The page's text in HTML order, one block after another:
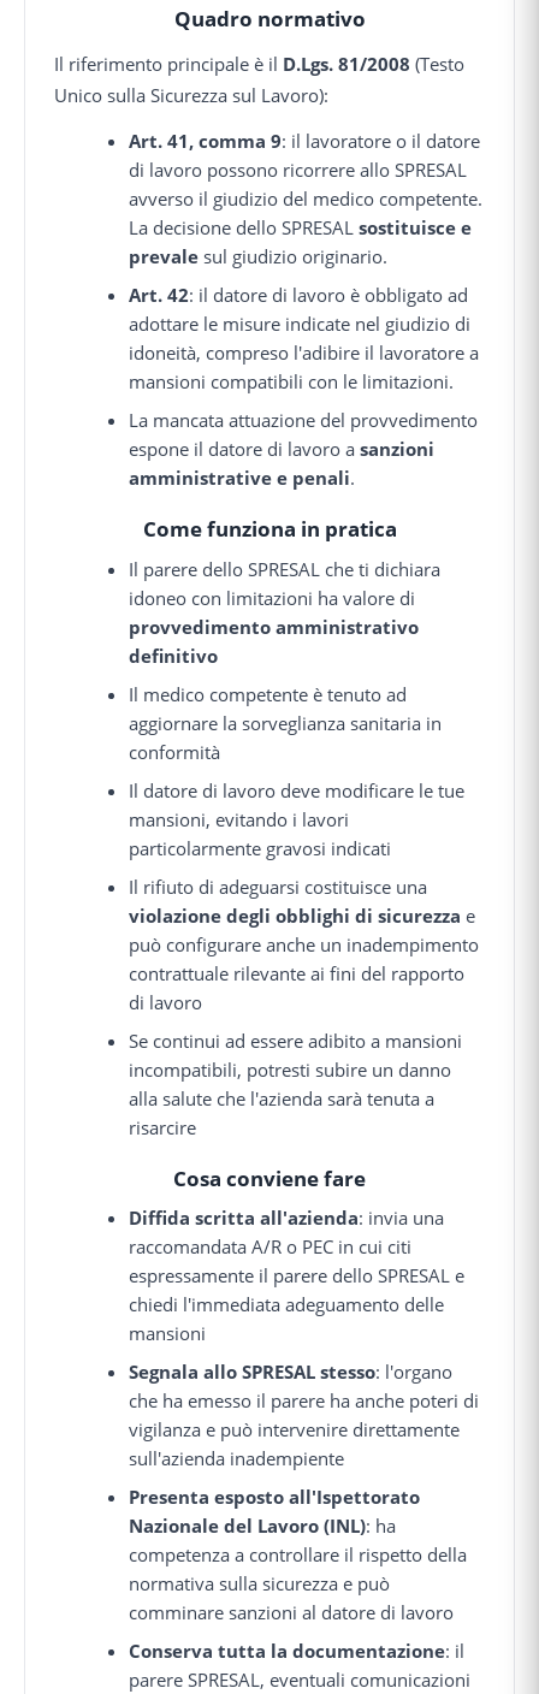
Quadro normativo
Il riferimento principale è il D.Lgs. 81/2008 (Testo
Unico sulla Sicurezza sul Lavoro):
Art. 41, comma 9: il lavoratore o il datore
di lavoro possono ricorrere allo SPRESAL
avverso il giudizio del medico competente.
La decisione dello SPRESALsostituisce e
prevale sul giudizio originario.
Art. 42: il datore di lavoro è obbligato ad
adottare le misure indicate nel giudizio di
idoneità, compreso l'adibire il lavoratore a
mansioni compatibili con le limitazioni.
La mancata attuazione del provvedimento
espone il datore di lavoro asanzioni
amministrative e penali.
Come funziona in pratica
Il parere dello SPRESAL che ti dichiara
idoneo con limitazioni ha valore di
provvedimento amministrativo
definitivo
Il medico competente è tenuto ad
aggiornare la sorveglianza sanitaria in
conformità
Il datore di lavoro deve modificare le tue
mansioni, evitando i lavori
particolarmente gravosi indicati
Il rifiuto di adeguarsi costituisce una
violazione degli obblighi di sicurezza e
può configurare anche un inadempimento
contrattuale rilevante ai fini del rapporto
di lavoro
Se continui ad essere adibito a mansioni
incompatibili, potresti subire un danno
alla salute che l'azienda sarà tenuta a
risarcire
Cosa conviene fare
Diffida scritta all'azienda: invia una
raccomandata A/R o PEC in cui citi
espressamente il parere dello SPRESAL e
chiedi l'immediata adeguamento delle
mansioni
Segnala allo SPRESAL stesso: l'organo
che ha emesso il parere ha anche poteri di
vigilanza e può intervenire direttamente
sull'azienda inadempiente
Presenta esposto all'Ispettorato
Nazionale del Lavoro (INL): ha
competenza a controllare il rispetto della
normativa sulla sicurezza e può
comminare sanzioni al datore di lavoro
Conserva tutta la documentazione: il
parere SPRESAL, eventuali comunicazioni